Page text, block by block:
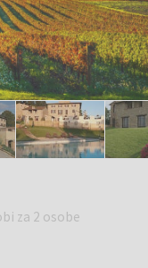
za 2 osobe